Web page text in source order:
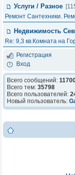
Услуги / Разное
Ремонт Сантехники.
Недвижимость
Re: 9,3 кв.Комната на
Регистрация
Вход
Всего сообщений:
Всего тем: 35798
Всего пользователей:
Новый пользователь: